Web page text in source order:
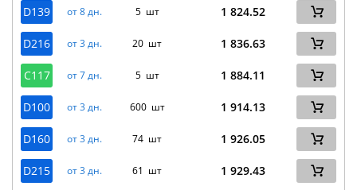
D139 от 8 дн. 5 шт 1 824.52
D216 от 3 дн. 20 шт 1 836.63
C117 от 7 дн. 5 шт 1 884.11
D100 от 3 дн. 600 шт 1 914.13
D160 от 3 дн. 74 шт 1 926.05
D215 от 3 дн. 61 шт 1 929.43